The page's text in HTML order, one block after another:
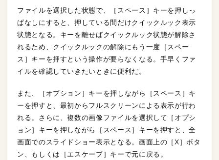
ファイルを選択した状態で、［スペース］キーを押しっ
ぱなしにすると、押している間だけクイックルック表示
状態となる。キーを離せばクイックルック状態が解除さ
れるため、クイックルックの解除にもう一度［スペー
ス］キーを押すという操作が要らなくなる。手早くファ
イルを確認していきたいときに便利だ。
また、［オプション］キーを押しながら［スペース］キ
ーを押すと、最初からフルスクリーンによる表示が行わ
れる。さらに、複数の画像ファイルを選択して［オプシ
ョン］キーを押しながら［スペース］キーを押すと、全
画面でのスライドショー表示となる。画面上の［X］ボタ
ン、もしくは［エスケープ］キーで元に戻る。